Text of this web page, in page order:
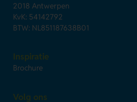
2018 Antwerpen
KvK: 54142792
BTW: NL851187638B01
Inspiratie
Brochure
Volg ons